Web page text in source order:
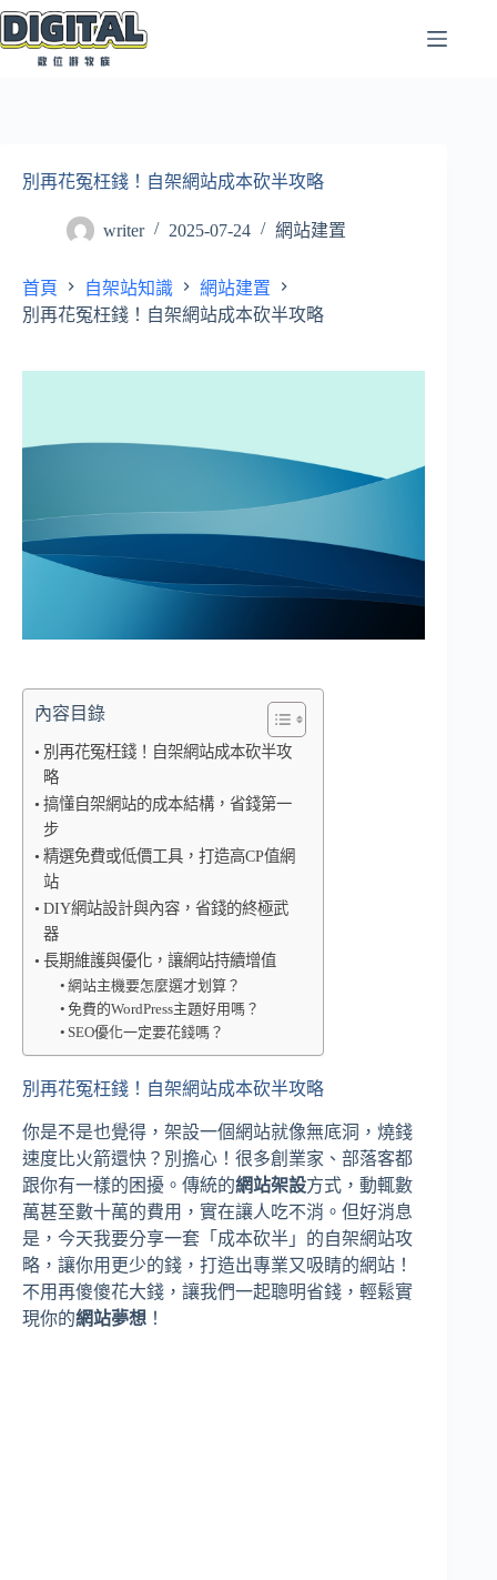
跳
至
別再花冤枉錢！自架網站成本砍半攻略
writer 2025-07-24 網站建置
首頁 自架站知識
網站建置
別再花冤枉錢！自架網站成本砍半攻略
內容目錄
別再花冤枉錢！自架網站成本砍半攻
略
搞懂自架網站的成本結構，省錢第一
步
精選免費或低價工具，打造高CP值網
站
DIY網站設計與內容，省錢的終極武
器
長期維護與優化，讓網站持續增值
網站主機要怎麼選才划算？
免費的WordPress主題好用嗎？
SEO優化一定要花錢嗎？
別再花冤枉錢！自架網站成本砍半攻略
你是不是也覺得，架設一個網站就像無底洞，燒錢
速度比火箭還快？別擔心！很多創業家、部落客都
跟你有一樣的困擾。傳統的網站架設方式，動輒數
萬甚至數十萬的費用，實在讓人吃不消。但好消息
是，今天我要分享一套「成本砍半」的自架網站攻
略，讓你用更少的錢，打造出專業又吸睛的網站！
不用再傻傻花大錢，讓我們一起聰明省錢，輕鬆實
現你的網站夢想 ！